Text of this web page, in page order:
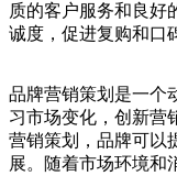
质的客户服务和良好
诚度，促进复购和口
品牌营销策划是一个
习市场变化，创新营
营销策划，品牌可以
展。随着市场环境和